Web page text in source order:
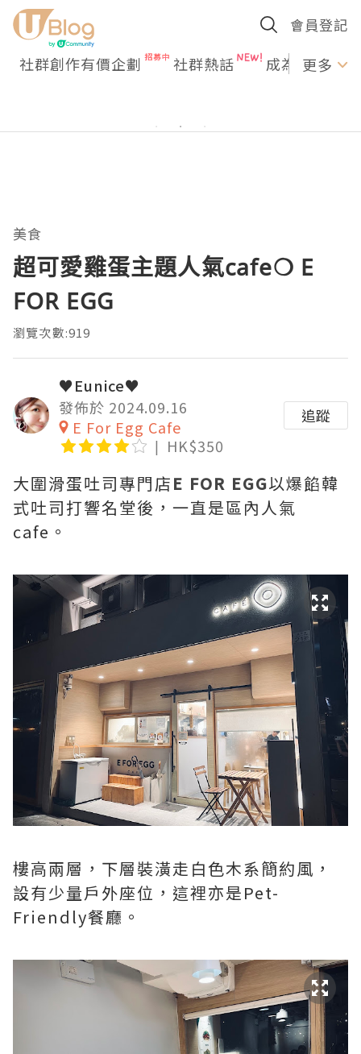
會員登記
社群創作有價企劃 社群熱話 成為U更多
美食
超可愛雞蛋主題人氣cafe❍ E
FOR EGG
瀏覽次數:919
♥Eunice♥
發佈於 2024.09.16
E For Egg Cafe
HK$350
追蹤
大圍滑蛋吐司專門店E FOR EGG以爆餡韓
式吐司打響名堂後，一直是區內人氣
cafe。
樓高兩層，下層裝潢走白色木系簡約風，
設有少量戶外座位，這裡亦是Pet-
Friendly餐廳。